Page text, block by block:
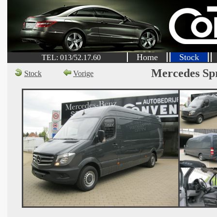
TEL: 013/52.17.60 Home Stock
Stock Vorige Mercedes